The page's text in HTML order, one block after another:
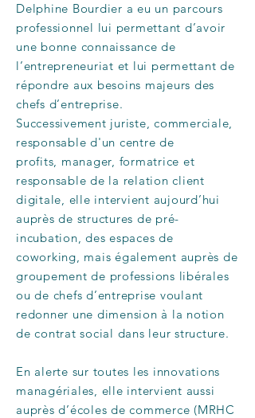
Delphine Bourdier a eu un parcours
professionnel lui permettant d’avoir
une bonne connaissance de
l’entrepreneuriat et lui permettant de
répondre aux besoins majeurs des
chefs d’entreprise.
Successivement juriste, commerciale,
responsable d'un centre de
profits, manager, formatrice et
responsable de la relation client
digitale, elle intervient aujourd’hui
auprès de structures de pré-
incubation, des espaces de
coworking, mais également auprès de
groupement de professions libérales
ou de chefs d’entreprise voulant
redonner une dimension à la notion
de contrat social dans leur structure.
En alerte sur toutes les innovations
managériales, elle intervient aussi
auprès d’écoles de commerce (MRHC